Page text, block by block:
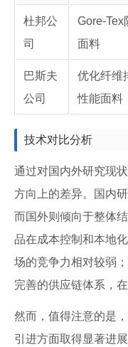
杜邦公
司
Gore-Tex
面料
巴斯夫
公司
优化纤维
性能面料
技术对比分析
通过对国内外研究现
方向上的差异。国内
而国外则倾向于整体
品在成本控制和本地
场的竞争力相对较弱
完善的供应链体系，
然而，值得注意的是
引进方面取得显著进